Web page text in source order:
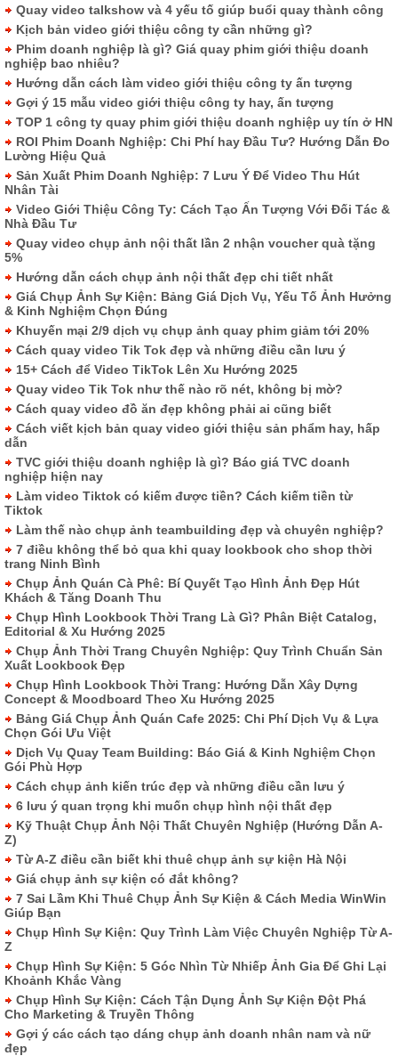
Quay video talkshow và 4 yếu tố giúp buổi quay thành công
Kịch bản video giới thiệu công ty cần những gì?
Phim doanh nghiệp là gì? Giá quay phim giới thiệu doanh
nghiệp bao nhiêu?
Hướng dẫn cách làm video giới thiệu công ty ấn tượng
Gợi ý 15 mẫu video giới thiệu công ty hay, ấn tượng
TOP 1 công ty quay phim giới thiệu doanh nghiệp uy tín ở HN
ROI Phim Doanh Nghiệp: Chi Phí hay Đầu Tư? Hướng Dẫn Đo
Lường Hiệu Quả
Sản Xuất Phim Doanh Nghiệp: 7 Lưu Ý Để Video Thu Hút
Nhân Tài
Video Giới Thiệu Công Ty: Cách Tạo Ấn Tượng Với Đối Tác &
Nhà Đầu Tư
Quay video chụp ảnh nội thất lần 2 nhận voucher quà tặng
5%
Hướng dẫn cách chụp ảnh nội thất đẹp chi tiết nhất
Giá Chụp Ảnh Sự Kiện: Bảng Giá Dịch Vụ, Yếu Tố Ảnh Hưởng
& Kinh Nghiệm Chọn Đúng
Khuyến mại 2/9 dịch vụ chụp ảnh quay phim giảm tới 20%
Cách quay video Tik Tok đẹp và những điều cần lưu ý
15+ Cách để Video TikTok Lên Xu Hướng 2025
Quay video Tik Tok như thế nào rõ nét, không bị mờ?
Cách quay video đồ ăn đẹp không phải ai cũng biết
Cách viết kịch bản quay video giới thiệu sản phẩm hay, hấp
dẫn
TVC giới thiệu doanh nghiệp là gì? Báo giá TVC doanh
nghiệp hiện nay
Làm video Tiktok có kiếm được tiền? Cách kiếm tiền từ
Tiktok
Làm thế nào chụp ảnh teambuilding đẹp và chuyên nghiệp?
7 điều không thể bỏ qua khi quay lookbook cho shop thời
trang Ninh Bình
Chụp Ảnh Quán Cà Phê: Bí Quyết Tạo Hình Ảnh Đẹp Hút
Khách & Tăng Doanh Thu
Chụp Hình Lookbook Thời Trang Là Gì? Phân Biệt Catalog,
Editorial & Xu Hướng 2025
Chụp Ảnh Thời Trang Chuyên Nghiệp: Quy Trình Chuẩn Sản
Xuất Lookbook Đẹp
Chụp Hình Lookbook Thời Trang: Hướng Dẫn Xây Dựng
Concept & Moodboard Theo Xu Hướng 2025
Bảng Giá Chụp Ảnh Quán Cafe 2025: Chi Phí Dịch Vụ & Lựa
Chọn Gói Ưu Việt
Dịch Vụ Quay Team Building: Báo Giá & Kinh Nghiệm Chọn
Gói Phù Hợp
Cách chụp ảnh kiến trúc đẹp và những điều cần lưu ý
6 lưu ý quan trọng khi muốn chụp hình nội thất đẹp
Kỹ Thuật Chụp Ảnh Nội Thất Chuyên Nghiệp (Hướng Dẫn A-
Z)
Từ A-Z điều cần biết khi thuê chụp ảnh sự kiện Hà Nội
Giá chụp ảnh sự kiện có đắt không?
7 Sai Lầm Khi Thuê Chụp Ảnh Sự Kiện & Cách Media WinWin
Giúp Bạn
Chụp Hình Sự Kiện: Quy Trình Làm Việc Chuyên Nghiệp Từ A-
Z
Chụp Hình Sự Kiện: 5 Góc Nhìn Từ Nhiếp Ảnh Gia Để Ghi Lại
Khoảnh Khắc Vàng
Chụp Hình Sự Kiện: Cách Tận Dụng Ảnh Sự Kiện Đột Phá
Cho Marketing & Truyền Thông
Gợi ý các cách tạo dáng chụp ảnh doanh nhân nam và nữ
đẹp